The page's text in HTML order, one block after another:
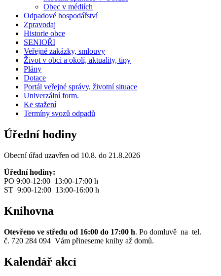
Obec v médiích
Odpadové hospodářství
Zpravodaj
Historie obce
SENIOŘI
Veřejné zakázky, smlouvy
Život v obci a okolí, aktuality, tipy
Plány
Dotace
Portál veřejné správy, životní situace
Univerzální form.
Ke stažení
Termíny svozů odpadů
Úřední hodiny
Obecní úřad uzavřen od 10.8. do 21.8.2026
Úřední hodiny:
PO 9:00-12:00 13:00-17:00 h
ST 9:00-12:00 13:00-16:00 h
Knihovna
Otevřeno ve středu od 16:00 do 17:00 h. Po domluvě na tel.
č. 720 284 094 Vám přineseme knihy až domů.
Kalendář akcí